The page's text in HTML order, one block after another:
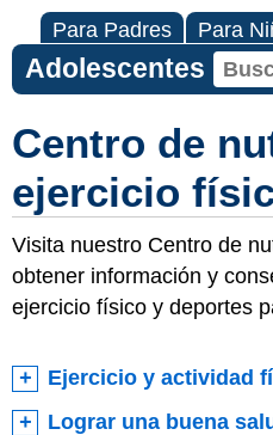
Para Padres Para
Adolescentes
Centro de
ejercicio
Visita nuestro Centro de
obtener información y
ejercicio físico y deportes
Ejercicio y actividad
Lograr una buena